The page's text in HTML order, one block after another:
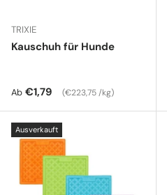
TRIXIE
Kauschuh für Hunde
Normaler Preis
Ab €1,79 Grundpreis
€223,75 /kg
Ausverkauft